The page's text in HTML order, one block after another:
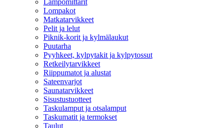
Lämpömittarit
Lompakot
Matkatarvikkeet
Pelit ja lelut
Piknik-korit ja kylmälaukut
Puutarha
Pyyhkeet, kylpytakit ja kylpytossut
Retkeilytarvikkeet
Riippumatot ja alustat
Sateenvarjot
Saunatarvikkeet
Sisustustuotteet
Taskulamput ja otsalamput
Taskumatit ja termokset
Taulut